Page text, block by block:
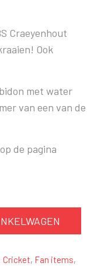
Craeyenhout
Ook
met water
van een van de
de pagina
Cricket, Fan items,